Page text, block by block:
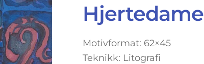
Hjertedame
Motivformat: 62×45
Teknikk: Litografi